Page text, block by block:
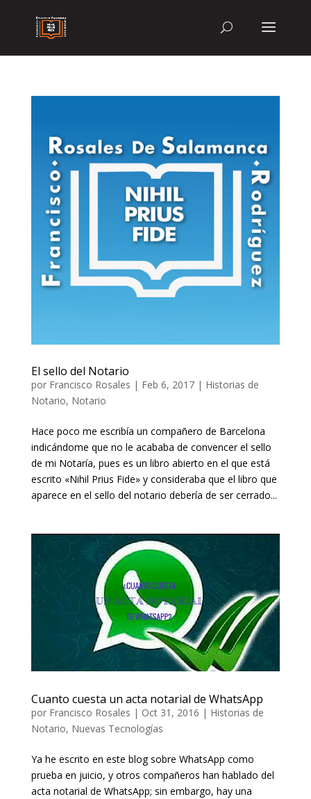
El sello del Notario
por Francisco Rosales | Feb 6, 2017| Historias de
Notario, Notario
Hace poco me escribía un compañero de Barcelona
indicándome que no le acababa de convencer el sello
de mi Notaría, pues es un libro abierto en el que está
escrito «Nihil Prius Fide» y consideraba que el libro que
aparece en el sello del notario debería de ser cerrado...
Cuanto cuesta un acta notarial de WhatsApp
por Francisco Rosales | Oct 31, 2016 | Historias de
Notario, Nuevas Tecnologías
Ya he escrito en este blog sobre WhatsApp como
prueba en juicio, y otros compañeros han hablado del
acta notarial de WhatsApp; sin embargo, hay una